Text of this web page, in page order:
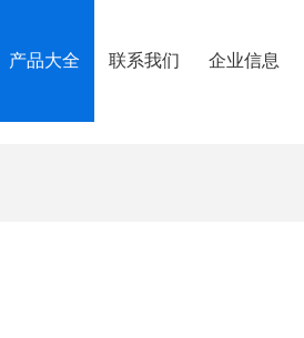
产品大全 联系我们 企业信息